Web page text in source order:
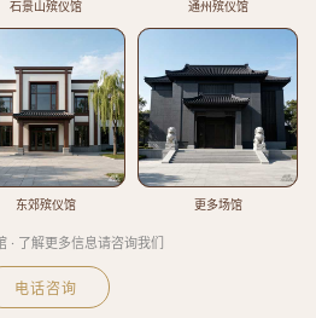
石景山殡仪馆 通州殡仪馆
东郊殡仪馆 更多场馆
· 了解更多信息请咨询我们
电话咨询